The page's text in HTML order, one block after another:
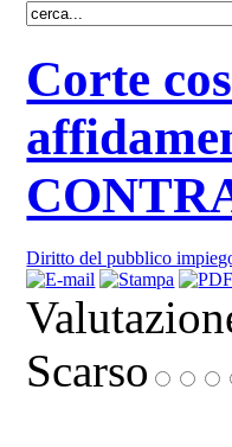
Corte
Diritto del pubblico
Scarso